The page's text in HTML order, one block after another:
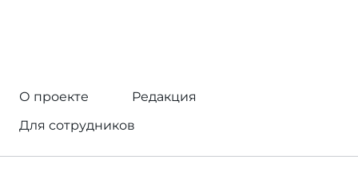
О проекте
Редакция
Для сотрудников